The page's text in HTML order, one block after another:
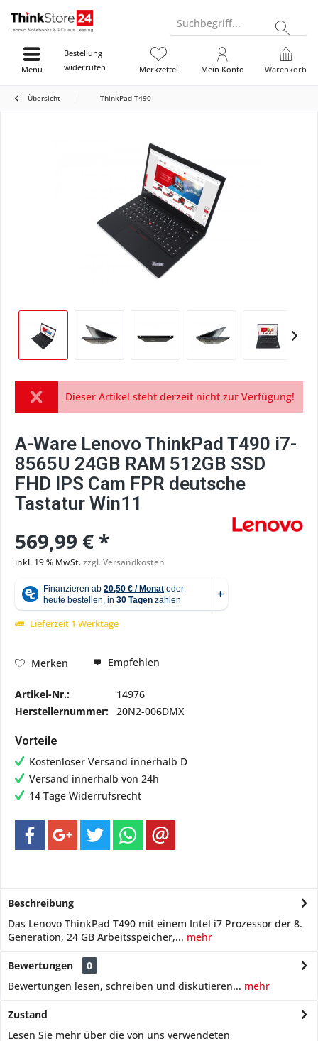
Suchbegriff...
Bestellung
widerrufen
Warenkorb
Merkzettel Mein Konto
Menü
Übersicht ThinkPad T490
Dieser Artikel steht derzeit nicht zur Verfügung!
A-Ware Lenovo ThinkPad T490 i7-
8565U 24GB RAM 512GB SSD
FHD IPS Cam FPR deutsche
Tastatur Win11
569,99 € *
inkl. 19 % MwSt.zzgl. Versandkosten
Lieferzeit 1 Werktage
Merken Empfehlen
Artikel-Nr.:
14976
Herstellernummer: 20N2-006DMX
Vorteile
Kostenloser Versand innerhalb D
Versand innerhalb von 24h
14 Tage Widerrufsrecht
Beschreibung
Das Lenovo ThinkPad T490 mit einem Intel i7 Prozessor der 8.
Generation, 24 GB Arbeitsspeicher,... mehr
Bewertungen
0
Bewertungen lesen, schreiben und diskutieren... mehr
Zustand
Lesen Sie mehr über die von uns verwendeten